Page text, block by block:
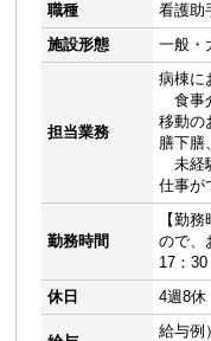
職種
看護助
施設形態
一般・
担当業務
病棟に
食事
移動の
膳下膳
未経
仕事が
勤務時間
【勤
ので、
17：
休日
4週8休
給与例